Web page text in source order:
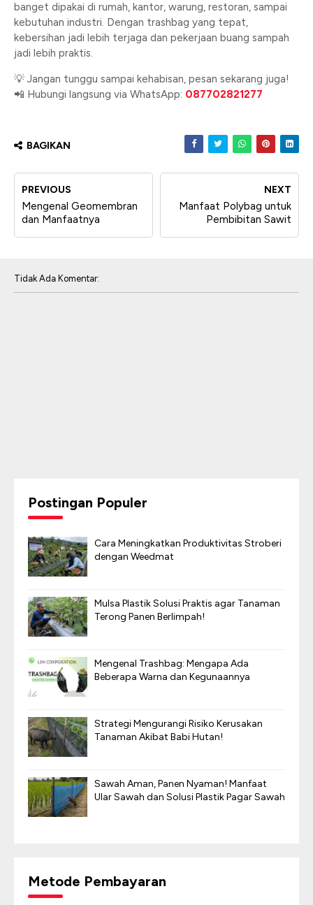
banget dipakai di rumah, kantor, warung, restoran, sampai
kebutuhan industri. Dengan trashbag yang tepat,
kebersihan jadi lebih terjaga dan pekerjaan buang sampah
jadi lebih praktis.
💡 Jangan tunggu sampai kehabisan, pesan sekarang juga!
📲 Hubungi langsung via WhatsApp: 087702821277
BAGIKAN
NEXT
Manfaat Polybag untuk
Pembibitan Sawit
PREVIOUS
Mengenal Geomembran
dan Manfaatnya
Tidak Ada Komentar:
Postingan Populer
Cara Meningkatkan Produktivitas Stroberi
dengan Weedmat
Mulsa Plastik Solusi Praktis agar Tanaman
Terong Panen Berlimpah!
Mengenal Trashbag: Mengapa Ada
Beberapa Warna dan Kegunaannya
Strategi Mengurangi Risiko Kerusakan
Tanaman Akibat Babi Hutan!
Sawah Aman, Panen Nyaman! Manfaat
Ular Sawah dan Solusi Plastik Pagar Sawah
Metode Pembayaran